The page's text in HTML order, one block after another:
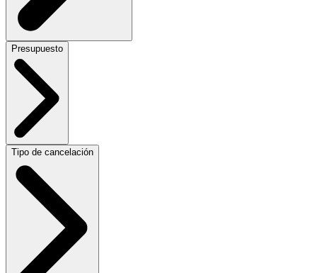
Presupuesto
Tipo de cancelación